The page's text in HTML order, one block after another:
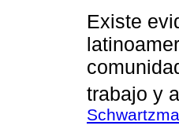
Existe
trabajo y